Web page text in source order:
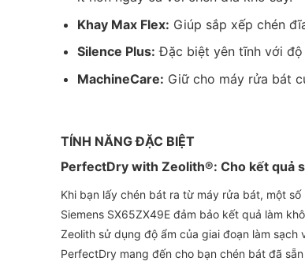
Khay Max Flex: Giúp sắp xếp chén
Silence Plus: Đặc biệt yên tĩnh với
MachineCare: Giữ cho máy rửa bát
TÍNH NĂNG ĐẶC BIỆT
PerfectDry with Zeolith®: Cho kết quả
Khi bạn lấy chén bát ra từ máy rửa bát, một
Siemens SX65ZX49E đảm bảo kết quả làm
Zeolith sử dụng độ ẩm của giai đoạn làm
PerfectDry mang đến cho bạn chén bát đã